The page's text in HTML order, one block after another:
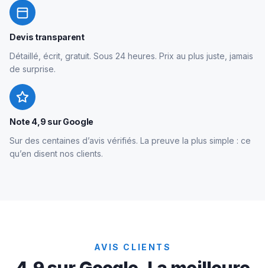
Devis transparent
Détaillé, écrit, gratuit. Sous 24 heures. Prix au plus juste, jamais
de surprise.
Note 4,9 sur Google
Sur des centaines d’avis vérifiés. La preuve la plus simple : ce
qu’en disent nos clients.
AVIS CLIENTS